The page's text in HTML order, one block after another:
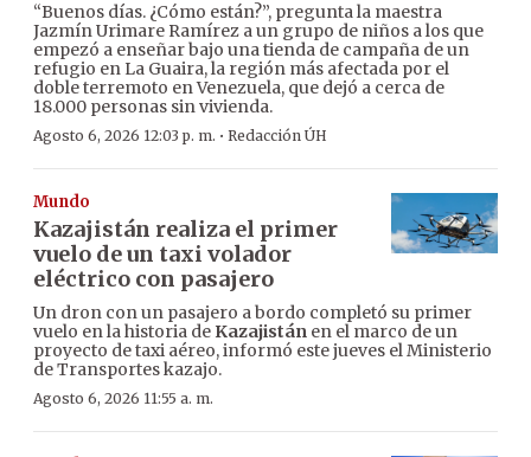
“Buenos días. ¿Cómo están?”, pregunta la maestra
Jazmín Urimare Ramírez a un grupo de niños a los que
empezó a enseñar bajo una tienda de campaña de un
refugio en La Guaira, la región más afectada por el
doble terremoto en Venezuela, que dejó a cerca de
18.000 personas sin vivienda.
Agosto 6, 2026 12:03 p. m. · Redacción ÚH
Mundo
Kazajistán realiza el primer
vuelo de un taxi volador
eléctrico con pasajero
Un dron con un pasajero a bordo completó su primer
vuelo en la historia de Kazajistán en el marco de un
proyecto de taxi aéreo, informó este jueves el Ministerio
de Transportes kazajo.
Agosto 6, 2026 11:55 a. m.